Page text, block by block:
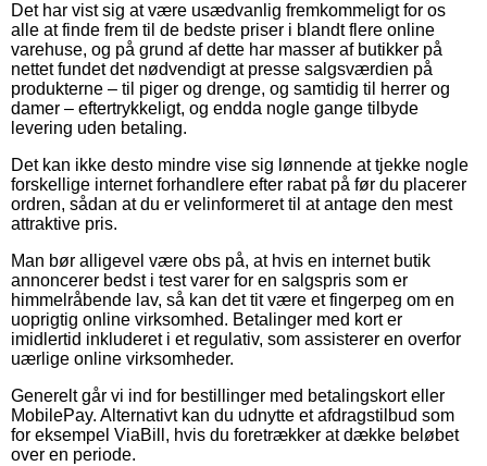
Det har vist sig at være usædvanlig fremkommeligt for os
alle at finde frem til de bedste priser i blandt flere online
varehuse, og på grund af dette har masser af butikker på
nettet fundet det nødvendigt at presse salgsværdien på
produkterne – til piger og drenge, og samtidig til herrer og
damer – eftertrykkeligt, og endda nogle gange tilbyde
levering uden betaling.
Det kan ikke desto mindre vise sig lønnende at tjekke nogle
forskellige internet forhandlere efter rabat på før du placerer
ordren, sådan at du er velinformeret til at antage den mest
attraktive pris.
Man bør alligevel være obs på, at hvis en internet butik
annoncerer bedst i test varer for en salgspris som er
himmelråbende lav, så kan det tit være et fingerpeg om en
uoprigtig online virksomhed. Betalinger med kort er
imidlertid inkluderet i et regulativ, som assisterer en overfor
uærlige online virksomheder.
Generelt går vi ind for bestillinger med betalingskort eller
MobilePay. Alternativt kan du udnytte et afdragstilbud som
for eksempel ViaBill, hvis du foretrækker at dække beløbet
over en periode.